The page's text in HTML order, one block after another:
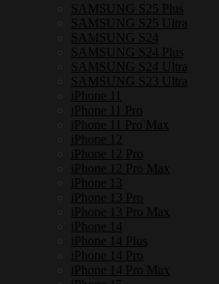
SAMSUNG S25 Plus
SAMSUNG S25 Ultra
SAMSUNG S24
SAMSUNG S24 Plus
SAMSUNG S24 Ultra
SAMSUNG S23 Ultra
iPhone 11
iPhone 11 Pro
iPhone 11 Pro Max
iPhone 12
iPhone 12 Pro
iPhone 12 Pro Max
iPhone 13
iPhone 13 Pro
iPhone 13 Pro Max
iPhone 14
iPhone 14 Plus
iPhone 14 Pro
iPhone 14 Pro Max